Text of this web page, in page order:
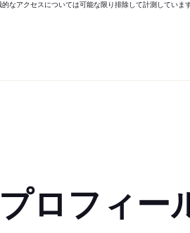
なアクセスについては可能な限り排除して計測しています
ロフィー